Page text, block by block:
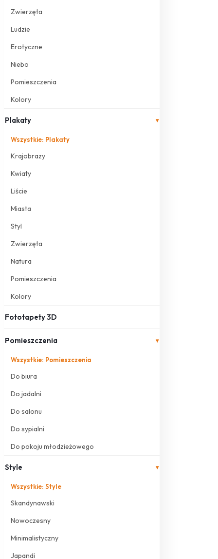
Zwierzęta
Ludzie
Erotyczne
Niebo
Pomieszczenia
Kolory
Plakaty ▾
Wszystkie: Plakaty
Krajobrazy
Kwiaty
Liście
Miasta
Styl
Zwierzęta
Natura
Pomieszczenia
Kolory
Fototapety 3D
Pomieszczenia ▾
Wszystkie: Pomieszczenia
Do biura
Do jadalni
Do salonu
Do sypialni
Do pokoju młodzieżowego
Style ▾
Wszystkie: Style
Skandynawski
Nowoczesny
Minimalistyczny
Japandi